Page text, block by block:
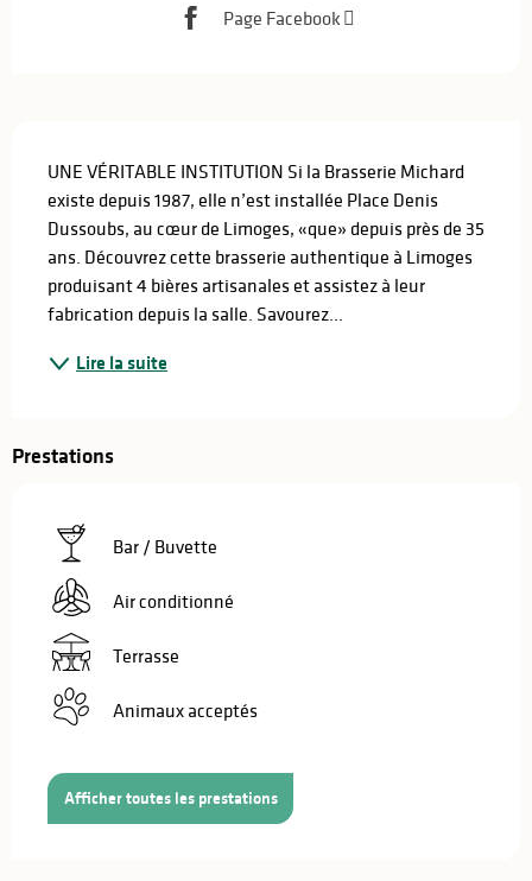
Page Facebook
UNE VÉRITABLE INSTITUTION Si la Brasserie Michard
existe depuis 1987, elle n’est installée Place Denis
Dussoubs, au cœur de Limoges, «que» depuis près de 35
ans. Découvrez cette brasserie authentique à Limoges
produisant 4 bières artisanales et assistez à leur
fabrication depuis la salle. Savourez...
Lire la suite
Prestations
Bar / Buvette
Air conditionné
Terrasse
Animaux acceptés
Afficher toutes les prestations